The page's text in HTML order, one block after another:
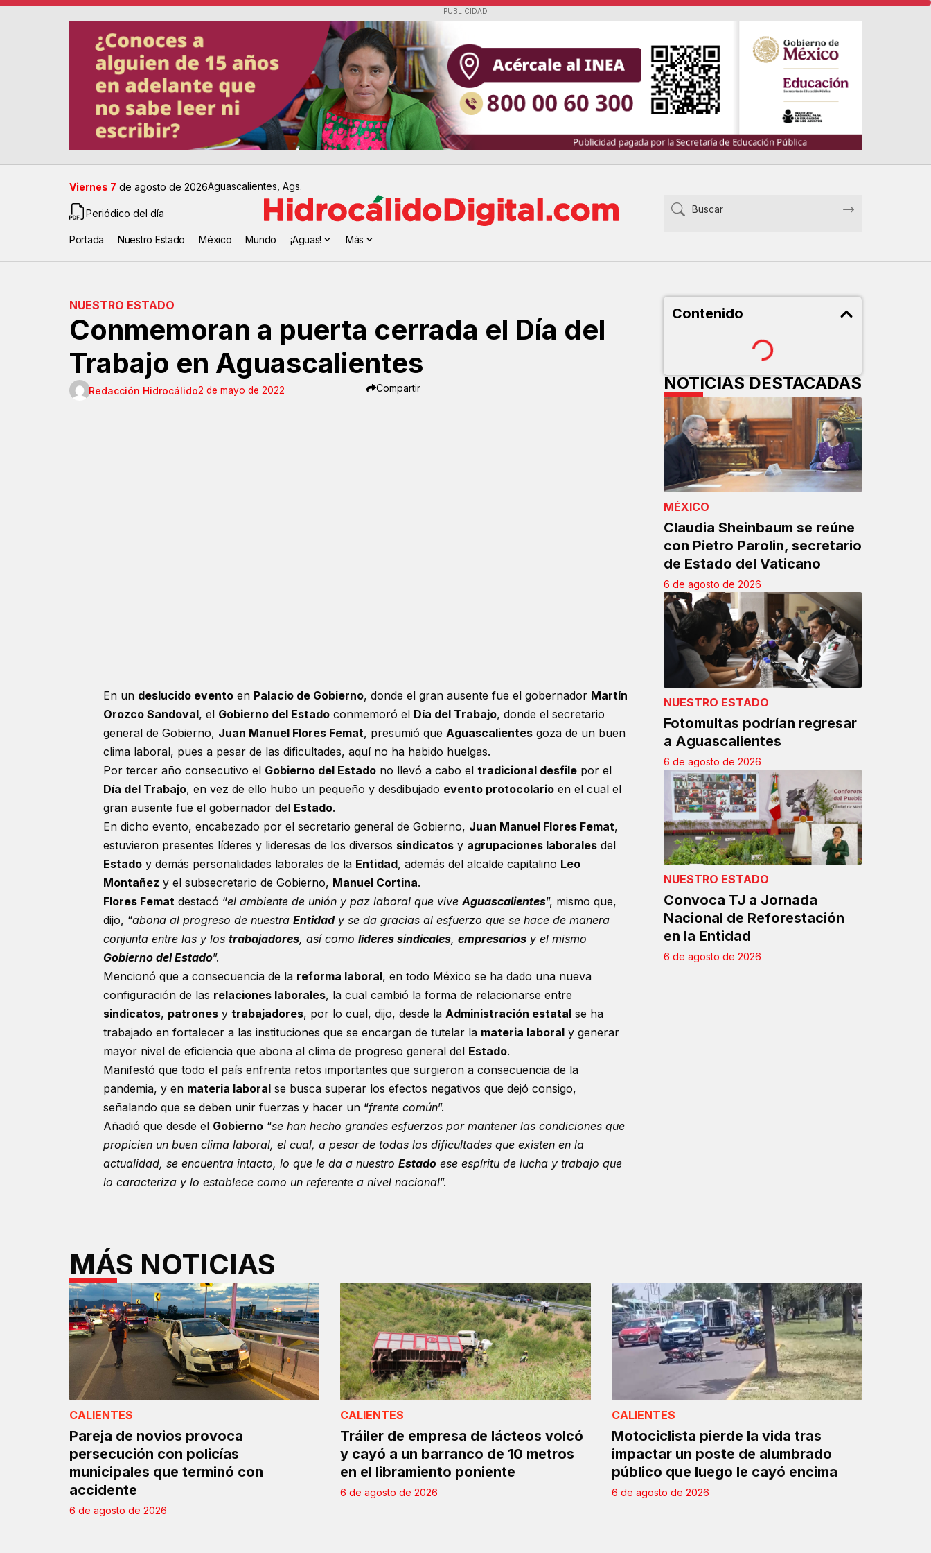
PUBLICIDAD
Viernes 7 de agosto de 2026Aguascalientes, Ags.
Periódico del día
Portada Nuestro Estado México Mundo ¡Aguas! Más
NUESTRO ESTADO
Conmemoran a puerta cerrada el Día del
Trabajo en Aguascalientes
Redacción Hidrocálido2 de mayo de 2022 Compartir
En un deslucido evento en Palacio de Gobierno, donde el gran ausente fue el gobernador Martín
Orozco Sandoval, el Gobierno del Estado conmemoró el Día del Trabajo, donde el secretario
general de Gobierno, Juan Manuel Flores Femat, presumió que Aguascalientes goza de un buen
clima laboral, pues a pesar de las dificultades, aquí no ha habido huelgas.
Por tercer año consecutivo el Gobierno del Estado no llevó a cabo el tradicional desfile por el
Día del Trabajo, en vez de ello hubo un pequeño y desdibujado evento protocolario en el cual el
gran ausente fue el gobernador del Estado.
En dicho evento, encabezado por el secretario general de Gobierno, Juan Manuel Flores Femat,
estuvieron presentes líderes y lideresas de los diversos sindicatos y agrupaciones laborales del
Estado y demás personalidades laborales de la Entidad, además del alcalde capitalino Leo
Montañez y el subsecretario de Gobierno, Manuel Cortina.
Flores Femat destacó “el ambiente de unión y paz laboral que vive Aguascalientes”, mismo que,
dijo, “abona al progreso de nuestra Entidady se da gracias al esfuerzo que se hace de manera
conjunta entre las y los trabajadores, así como líderes sindicales, empresarios y el mismo
Gobierno del Estado”.
Mencionó que a consecuencia de la reforma laboral, en todo México se ha dado una nueva
configuración de las relaciones laborales, la cual cambió la forma de relacionarse entre
sindicatos, patrones y trabajadores, por lo cual, dijo, desde la Administración estatal se ha
trabajado en fortalecer a las instituciones que se encargan de tutelar la materia laboral y generar
mayor nivel de eficiencia que abona al clima de progreso general del Estado.
Manifestó que todo el país enfrenta retos importantes que surgieron a consecuencia de la
pandemia, y en materia laboral se busca superar los efectos negativos que dejó consigo,
señalando que se deben unir fuerzas y hacer un “frente común”.
Añadió que desde el Gobierno “se han hecho grandes esfuerzos por mantener las condiciones que
propicien un buen clima laboral, el cual, a pesar de todas las dificultades que existen en la
actualidad, se encuentra intacto, lo que le da a nuestro Estado ese espíritu de lucha y trabajo que
lo caracteriza y lo establece como un referente a nivel nacional”.
Contenido
NOTICIAS DESTACADAS
MÉXICO
Claudia Sheinbaum se reúne
con Pietro Parolin, secretario
de Estado del Vaticano
6 de agosto de 2026
NUESTRO ESTADO
Fotomultas podrían regresar
a Aguascalientes
6 de agosto de 2026
NUESTRO ESTADO
Convoca TJ a Jornada
Nacional de Reforestación
en la Entidad
6 de agosto de 2026
MÁS NOTICIAS
CALIENTES
Pareja de novios provoca
persecución con policías
municipales que terminó con
accidente
6 de agosto de 2026
CALIENTES
Tráiler de empresa de lácteos volcó
y cayó a un barranco de 10 metros
en el libramiento poniente
6 de agosto de 2026
CALIENTES
Motociclista pierde la vida tras
impactar un poste de alumbrado
público que luego le cayó encima
6 de agosto de 2026